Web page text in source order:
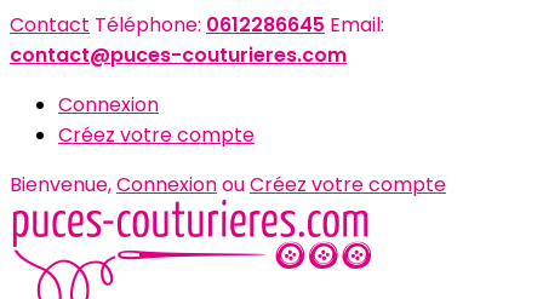
Contact Téléphone: 0612286645 Email:
contact@puces-couturieres.com
Connexion
Créez votre compte
Bienvenue,ConnexionouCréez votre compte